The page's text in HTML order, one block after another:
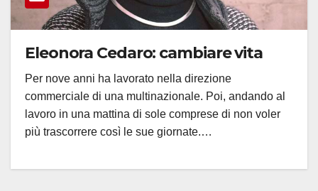
Eleonora Cedaro: cambiare vita
Per nove anni ha lavorato nella direzione
commerciale di una multinazionale. Poi, andando al
lavoro in una mattina di sole comprese di non voler
più trascorrere così le sue giornate.…